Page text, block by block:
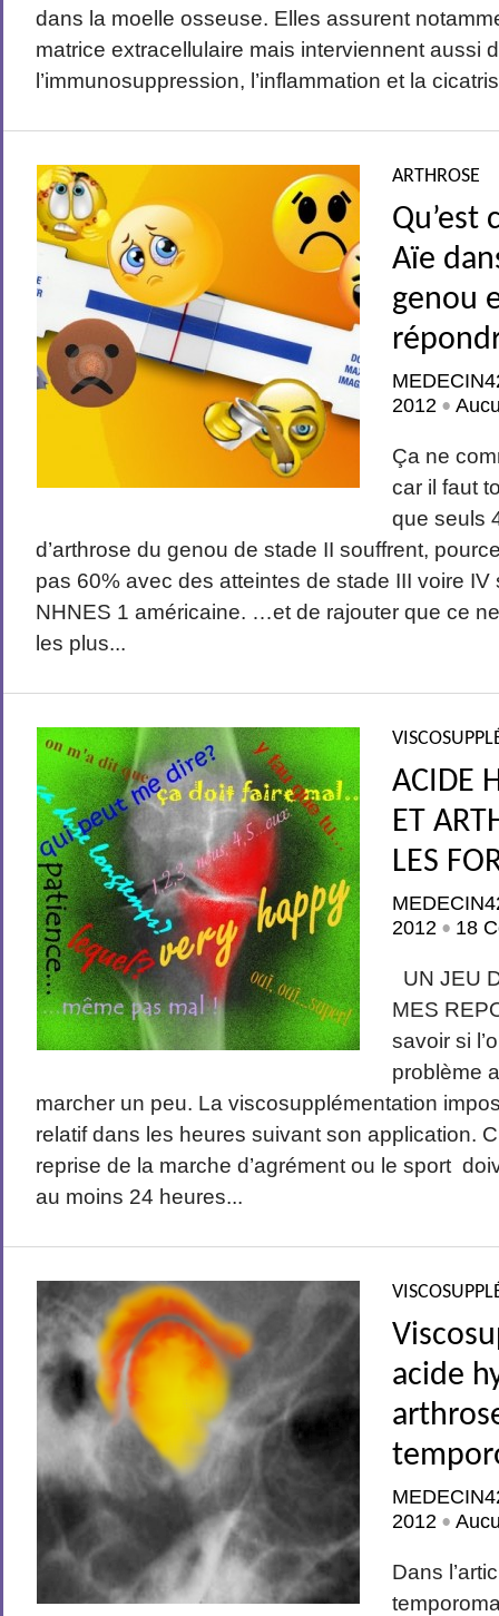
dans la moelle osseuse. Elles assurent
matrice extracellulaire mais interviennent aussi
l’immunosuppression, l’inflammation et la
ARTHROSE
Qu’est
Aïe
genou
2012 •
Ça ne
car il faut
que seuls
d’arthrose du genou de stade II souffrent,
pas 60% avec des atteintes de stade III voire IV
NHNES 1 américaine. …et de rajouter que ce
les plus...
ACIDE
ET
LES
2012 • 18
UN JEU
MES
savoir si
problème
marcher un peu. La viscosupplémentation
relatif dans les heures suivant son application.
reprise de la marche d’agrément ou le sport
au moins 24 heures...
acide
2012 •
Dans